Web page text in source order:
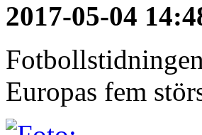
2017-05-04
Europas fem